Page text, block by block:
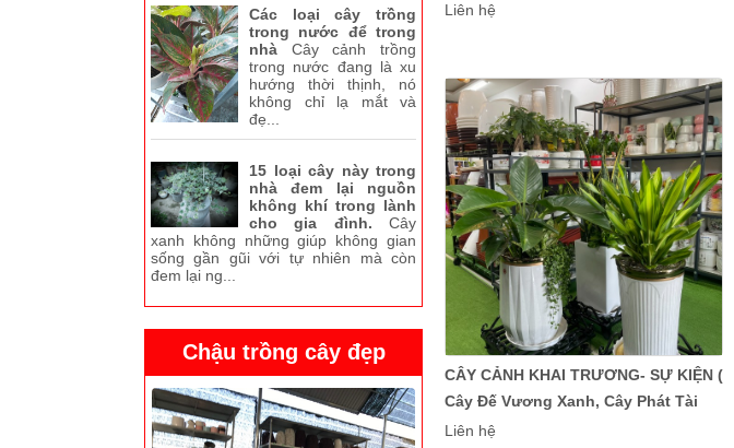
Liên hệ
CÂY CẢNH KHAI TRƯƠNG- SỰ KIỆN (
Cây Đế Vương Xanh, Cây Phát Tài
Nam Mỹ)
Liên hệ
Cây lá môn cao cấp vô chậu đẹp
Các loại cây trồng
trong nước để trong
nhà
Cây cảnh trồng
trong nước đang là xu
hướng thời thịnh, nó
không chỉ lạ mắt và
đẹ...
15 loại cây này trong
nhà đem lại nguồn
không khí trong lành
cho gia đình.
Cây
xanh không những giúp không gian
sống gần gũi với tự nhiên mà còn
đem lại ng...
Chậu trồng cây đẹp